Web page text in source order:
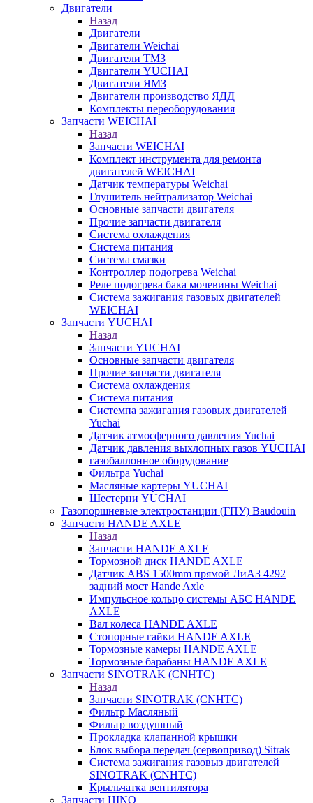
Двигатели
Назад
Двигатели
Двигатели Weichai
Двигатели ТМЗ
Двигатели YUCHAI
Двигатели ЯМЗ
Двигатели производство ЯДД
Комплекты переоборудования
Запчасти WEICHAI
Назад
Запчасти WEICHAI
Комплект инструмента для ремонта
двигателей WEICHAI
Датчик температуры Weichai
Глушитель нейтрализатор Weichai
Основные запчасти двигателя
Прочие запчасти двигателя
Система охлаждения
Система питания
Система смазки
Контроллер подогрева Weichai
Реле подогрева бака мочевины Weichai
Система зажигания газовых двигателей
WEICHAI
Запчасти YUCHAI
Назад
Запчасти YUCHAI
Основные запчасти двигателя
Прочие запчасти двигателя
Система охлаждения
Система питания
Системпа зажигания газовых двигателей
Yuchai
Датчик атмосферного давления Yuchai
Датчик давления выхлопных газов YUCHAI
газобаллонное оборудование
Фильтра Yuchai
Масляные картеры YUCHAI
Шестерни YUCHAI
Газопоршневые электростанции (ГПУ) Baudouin
Запчасти HANDE AXLE
Назад
Запчасти HANDE AXLE
Тормозной диск HANDE AXLE
Датчик ABS 1500mm прямой ЛиАЗ 4292
задний мост Hande Axle
Импульсное кольцо системы АБС HANDE
AXLE
Вал колеса HANDE AXLE
Стопорные гайки HANDE AXLE
Тормозные камеры HANDE AXLE
Тормозные барабаны HANDE AXLE
Запчасти SINOTRAK (CNHTC)
Назад
Запчасти SINOTRAK (CNHTC)
Фильтр Масляный
Фильтр воздушный
Прокладка клапанной крышки
Блок выбора передач (сервопривод) Sitrak
Система зажигания газовыз двигателей
SINOTRAK (CNHTC)
Крыльчатка вентилятора
Запчасти HINO